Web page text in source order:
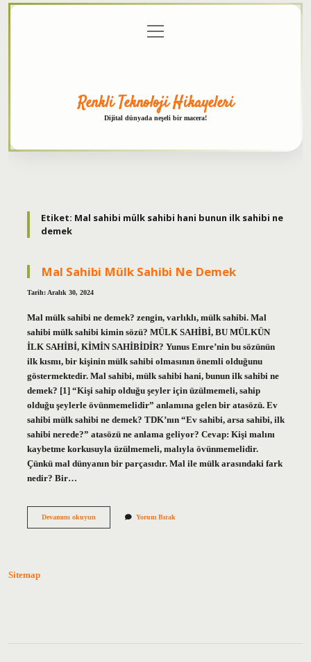
menüyü
aç
Renkli Teknoloji Hikayeleri
Dijital dünyada neşeli bir macera!
Etiket: Mal sahibi mülk sahibi hani bunun ilk sahibi ne
demek
Mal Sahibi Mülk Sahibi Ne Demek
Tarih: Aralık 30, 2024
Mal mülk sahibi ne demek? zengin, varlıklı, mülk sahibi. Mal
sahibi mülk sahibi kimin sözü? MÜLK SAHİBİ, BU MÜLKÜN
İLK SAHİBİ, KİMİN SAHİBİDİR? Yunus Emre’nin bu sözünün
ilk kısmı, bir kişinin mülk sahibi olmasının önemli olduğunu
göstermektedir. Mal sahibi, mülk sahibi hani, bunun ilk sahibi ne
demek? [1] “Kişi sahip olduğu şeyler için üzülmemeli, sahip
olduğu şeylerle övünmemelidir” anlamına gelen bir atasözü. Ev
sahibi mülk sahibi ne demek? TDK’nın “Ev sahibi, arsa sahibi, ilk
sahibi nerede?” atasözü ne anlama geliyor? Cevap: Kişi malını
kaybetme korkusuyla üzülmemeli, malıyla övünmemelidir.
Çünkü mal dünyanın bir parçasıdır. Mal ile mülk arasındaki fark
nedir? Bir…
Devamını okuyunMal
Yorum Bırak
Sitemap